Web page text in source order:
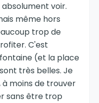
absolument voir.
même hors
trop de
C'est
(et la place
très belles. Je
moins de trouver
sans être trop